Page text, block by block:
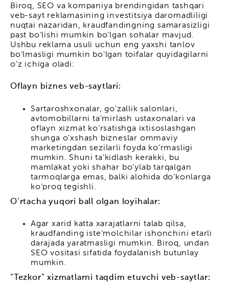
Biroq, SEO va kompaniya brendingidan tashqari
veb-sayt reklamasining investitsiya daromadliligi
nuqtai nazaridan, kraudfandingning samarasizligi
past bo'lishi mumkin bo'lgan sohalar mavjud.
Ushbu reklama usuli uchun eng yaxshi tanlov
bo'lmasligi mumkin bo'lgan toifalar quyidagilarni
o'z ichiga oladi:
Oflayn biznes veb-saytlari:
Sartaroshxonalar, go'zallik salonlari,
avtomobillarni ta'mirlash ustaxonalari va
oflayn xizmat ko'rsatishga ixtisoslashgan
shunga o'xshash bizneslar ommaviy
marketingdan sezilarli foyda ko'rmasligi
mumkin. Shuni ta'kidlash kerakki, bu
mamlakat yoki shahar bo'ylab tarqalgan
tarmoqlarga emas, balki alohida do'konlarga
ko'proq tegishli.
O'rtacha yuqori ball olgan loyihalar:
Agar xarid katta xarajatlarni talab qilsa,
kraudfanding iste'molchilar ishonchini etarli
darajada yaratmasligi mumkin. Biroq, undan
SEO vositasi sifatida foydalanish butunlay
mumkin.
"Tezkor" xizmatlarni taqdim etuvchi veb-saytlar: